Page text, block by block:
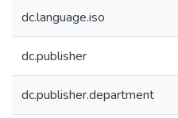
dc.language.iso
dc.publisher
dc.publisher.department